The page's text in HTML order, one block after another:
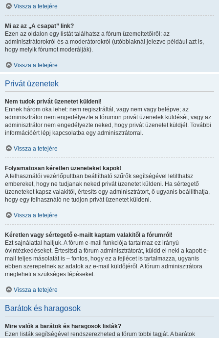
Vissza a tetejére
Mi az az „A csapat” link?
Ezen az oldalon egy listát találhatsz a fórum üzemeltetőiről: az
adminisztrátorokról és a moderátorokról (utóbbiaknál jelezve például azt is,
hogy melyik fórumot moderálják).
Vissza a tetejére
Privát üzenetek
Nem tudok privát üzenetet küldeni!
Ennek három oka lehet: nem regisztráltál, vagy nem vagy belépve; az
adminisztrátor nem engedélyezte a fórumon privát üzenetek küldését; vagy az
adminisztrátor nem engedélyezte neked, hogy privát üzenetet küldjél. További
információért lépj kapcsolatba egy adminisztrátorral.
Vissza a tetejére
Folyamatosan kéretlen üzeneteket kapok!
A felhasználói vezérlőpultban beállítható szűrők segítségével letilthatsz
embereket, hogy ne tudjanak neked privát üzenetet küldeni. Ha sértegető
üzeneteket kapsz valakitől, értesíts egy adminisztrátort, ő ugyanis beállíthatja,
hogy egy felhasználó ne tudjon privát üzenetet küldeni.
Vissza a tetejére
Kéretlen vagy sértegető e-mailt kaptam valakitől a fórumról!
Ezt sajnálattal halljuk. A fórum e-mail funkciója tartalmaz ez irányú
óvintézkedéseket. Értesítsd a fórum adminisztrátorát, küldd el neki a kapott e-
mail teljes másolatát is – fontos, hogy ez a fejlécet is tartalmazza, ugyanis
ebben szerepelnek az adatok az e-mail küldőjéről. A fórum adminisztrátora
megteheti a szükséges lépéseket.
Vissza a tetejére
Barátok és haragosok
Mire valók a barátok és haragosok listák?
Ezen listák segítségével rendszerezheted a fórum többi tagját. A barátok